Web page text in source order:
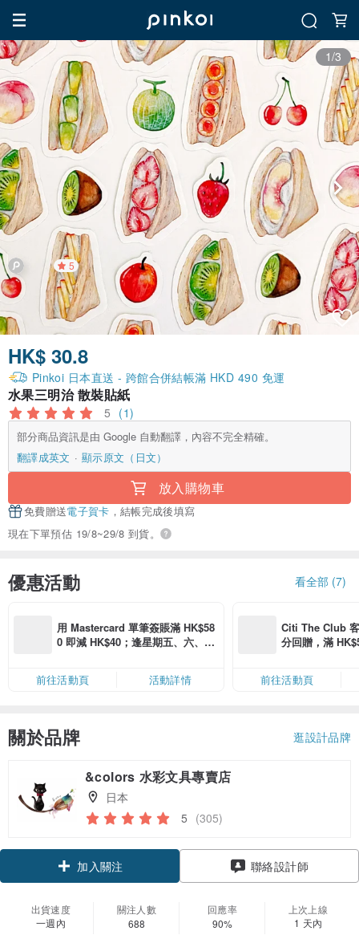
1/3
5
HK$ 30.8
Pinkoi 日本直送 - 跨館合併結帳滿 HKD 490 免運
水果三明治 散裝貼紙
5 (1)
部分商品資訊是由 Google 自動翻譯，內容不完全精確。
翻譯成英文
顯示原文（日文）
放入購物車
免費贈送電子賀卡 ，結帳完成後填寫
現在下單預估 19/8~29/8 到貨。
優惠活動 看全部 (7)
用 Mastercard 單筆簽賬滿 HK$58
0 即減 HK$40；逢星期五、六、日
卡」結帳）
前往活動頁 活動詳情
Citi The Club
分回贈，滿
前往活動頁
關於品牌 逛設計品牌
&colors 水彩文具專賣店
日本
5 (305)
加入關注 聯絡設計師
出貨速度
一週內
關注人數
688
回應率
90%
上次上線
1 天內